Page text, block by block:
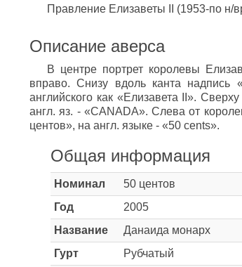
Правление Елизаветы II (1953-по н/
Описание аверса
В центре портрет королевы
вправо. Снизу вдоль канта надпись
английского как «Елизавета II».
англ. яз. - «CANADA». Слева от
центов», на англ. языке - «50 cents».
Общая информация
Номинал
50 центов
Год
2005
Название
Данаида монарх
Гурт
Рубчатый